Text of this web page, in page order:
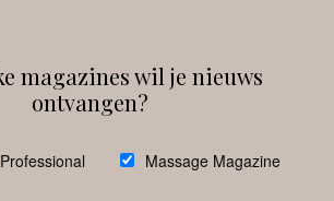
magazines wil je nieuws
ontvangen?
Massage Magazine